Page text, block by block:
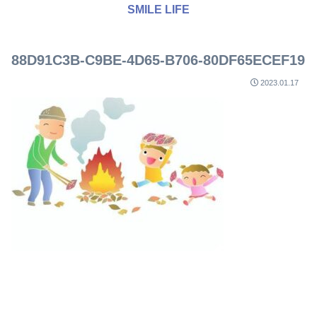
SMILE LIFE
88D91C3B-C9BE-4D65-B706-80DF65ECEF19
2023.01.17